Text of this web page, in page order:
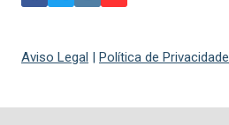
Aviso Legal | Política de Privacidade